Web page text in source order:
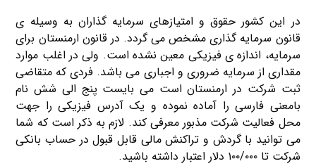
در این کشور حقوق و امتیازهای سرمایه گذاران به وسیله ی
قانون سرمایه گذاری مشخص می گردد. در قانون ارمنستان برای
سرمایه، اندازه ی فیزیکی معین نشده است. ولی در اغلب موارد
مقداری از سرمایه ضروری و اجباری می باشد. فردی که متقاضی
ثبت شرکت در ارمنستان است می بایست پنج الی شش نام
بامعنی فارسی را آماده نموده و یک آدرس فیزیکی را جهت
محل فعالیت شرکت مذبور معرفی کند. لازم به ذکر است که شما
می توانید با گردش و تراکنش مالی قابل قبول در حساب بانکی
شرکت تا ۱۰۰/۰۰۰ دلار اعتبار داشته باشید.